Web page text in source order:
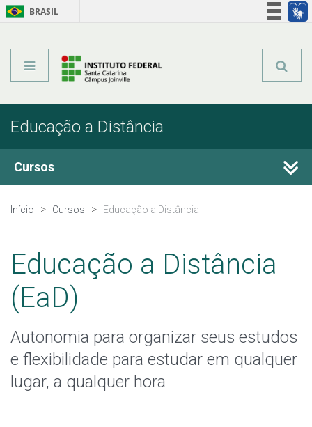
BRASIL
Educação a Distância
Cursos
Técnicos Integrados
Técnicos Subsequentes
Qualificação Profissional e Idiomas
Graduação
Especialização
Início Cursos Educação a Distância
Educação a Distância
(EaD)
Autonomia para organizar seus estudos
e flexibilidade para estudar em qualquer
lugar, a qualquer hora